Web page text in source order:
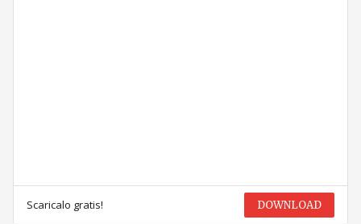
Scaricalo gratis! DOWNLOAD